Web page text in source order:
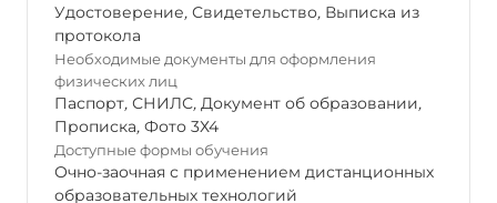
Удостоверение, Свидетельство, Выписка из
протокола
Необходимые документы для оформления
физических лиц
Паспорт, СНИЛС, Документ об образовании,
Прописка, Фото 3Х4
Доступные формы обучения
Очно-заочная с применением дистанционных
образовательных технологий